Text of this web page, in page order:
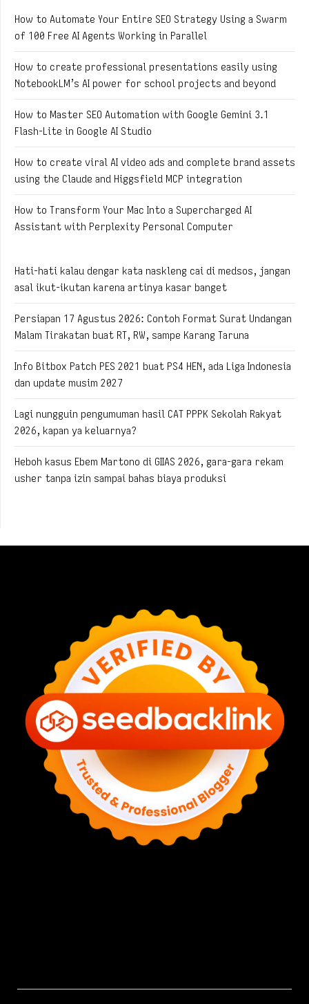
How to Automate Your Entire SEO Strategy Using a Swarm
of 100 Free AI Agents Working in Parallel
How to create professional presentations easily using
NotebookLM’s AI power for school projects and beyond
How to Master SEO Automation with Google Gemini 3.1
Flash-Lite in Google AI Studio
How to create viral AI video ads and complete brand assets
using the Claude and Higgsfield MCP integration
How to Transform Your Mac Into a Supercharged AI
Assistant with Perplexity Personal Computer
Hati-hati kalau dengar kata naskleng cai di medsos, jangan
asal ikut-ikutan karena artinya kasar banget
Persiapan 17 Agustus 2026: Contoh Format Surat Undangan
Malam Tirakatan buat RT, RW, sampe Karang Taruna
Info Bitbox Patch PES 2021 buat PS4 HEN, ada Liga Indonesia
dan update musim 2027
Lagi nungguin pengumuman hasil CAT PPPK Sekolah Rakyat
2026, kapan ya keluarnya?
Heboh kasus Ebem Martono di GIIAS 2026, gara-gara rekam
usher tanpa izin sampai bahas biaya produksi